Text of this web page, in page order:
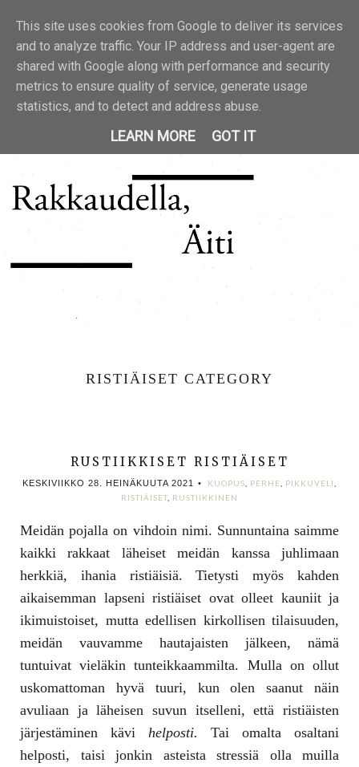
RISTIÄISET CATEGORY
RUSTIIKKISET RISTIÄISET
KESKIVIIKKO 28. HEINÄKUUTA 2021 • KUOPUS PERHE PIKKUVELI
RISTIÄISET RUSTIIKKINEN
Meidän pojalla on vihdoin nimi. Sunnuntaina saimme
kaikki rakkaat läheiset meidän kanssa juhlimaan
herkkiä, ihania ristiäisiä. Tietysti myös kahden
aikaisemman lapseni ristiäiset ovat olleet kauniit ja
ikimuistoiset, mutta edellisen kirkollisen tilaisuuden,
meidän vauvamme hautajaisten jälkeen, nämä
tuntuivat vieläkin tunteikkaammilta. Mulla on ollut
uskomattoman hyvä tuuri, kun olen saanut näin
avuliaan ja läheisen suvun itselleni, että ristiäisten
järjestäminen kävi helposti. Tai omalta osaltani
helposti, taisi jonkin asteista stressiä olla muilla
This site uses cookies from Google to deliver its services
and to analyze traffic. Your IP address and user-agent are
shared with Google along with performance and security
metrics to ensure quality of service, generate usage
statistics, and to detect and address abuse.
LEARN MORE GOT IT